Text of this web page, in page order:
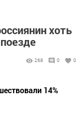
хоть
268 0 0
14%